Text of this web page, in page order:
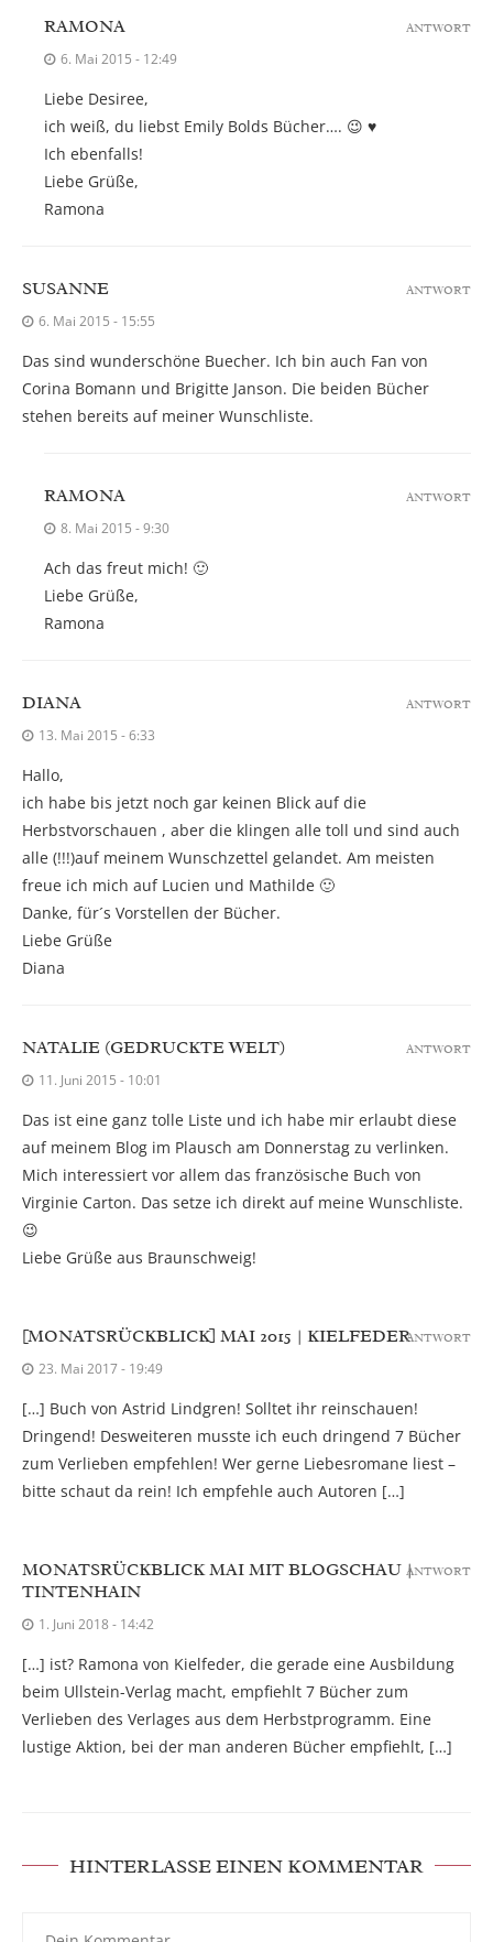
RAMONA
6. Mai 2015 - 12:49
Liebe Desiree,
ich weiß, du liebst Emily Bolds Bücher…. 😉 ♥
Ich ebenfalls!
Liebe Grüße,
Ramona
ANTWORT
SUSANNE
6. Mai 2015 - 15:55
Das sind wunderschöne Buecher. Ich bin auch Fan von
Corina Bomann und Brigitte Janson. Die beiden Bücher
stehen bereits auf meiner Wunschliste.
ANTWORT
RAMONA
8. Mai 2015 - 9:30
Ach das freut mich! 🙂
Liebe Grüße,
Ramona
ANTWORT
DIANA
13. Mai 2015 - 6:33
Hallo,
ich habe bis jetzt noch gar keinen Blick auf die
Herbstvorschauen , aber die klingen alle toll und sind auch
alle (!!!)auf meinem Wunschzettel gelandet. Am meisten
freue ich mich auf Lucien und Mathilde 🙂
Danke, für´s Vorstellen der Bücher.
Liebe Grüße
Diana
ANTWORT
NATALIE (GEDRUCKTE WELT)
11. Juni 2015 - 10:01
Das ist eine ganz tolle Liste und ich habe mir erlaubt diese
auf meinem Blog im Plausch am Donnerstag zu verlinken.
Mich interessiert vor allem das französische Buch von
Virginie Carton. Das setze ich direkt auf meine Wunschliste.
😉
Liebe Grüße aus Braunschweig!
ANTWORT
[MONATSRÜCKBLICK] MAI 2015 | KIELFEDER
23. Mai 2017 - 19:49
[…] Buch von Astrid Lindgren! Solltet ihr reinschauen!
Dringend! Desweiteren musste ich euch dringend 7 Bücher
zum Verlieben empfehlen! Wer gerne Liebesromane liest –
bitte schaut da rein! Ich empfehle auch Autoren […]
ANTWORT
MONATSRÜCKBLICK MAI MIT BLOGSCHAU |
TINTENHAIN
1. Juni 2018 - 14:42
[…] ist? Ramona von Kielfeder, die gerade eine Ausbildung
beim Ullstein-Verlag macht, empfiehlt 7 Bücher zum
Verlieben des Verlages aus dem Herbstprogramm. Eine
lustige Aktion, bei der man anderen Bücher empfiehlt, […]
ANTWORT
HINTERLASSE EINEN KOMMENTAR